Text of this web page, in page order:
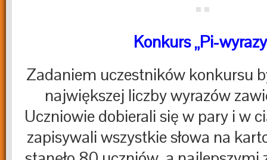
Konkurs „Pi-
Zadaniem uczestników konkursu
największej liczby wyrazów
Uczniowie dobierali się w pary i w
zapisywali wszystkie słowa na